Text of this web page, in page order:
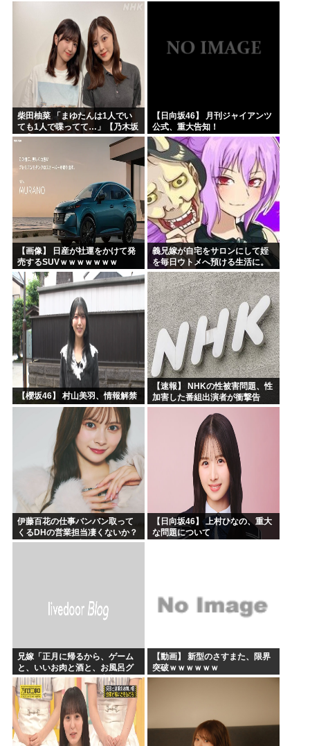
支援学級に入れないんです
柴田柚菜 「まゆたんは1人でい
ても1人で喋ってて…」【乃木坂
46】
【日向坂46】 月刊ジャイアンツ
公式、重大告知！
【画像】 日産が社運をかけて発
売するSUVｗｗｗｗｗｗｗ
義兄嫁が自宅をサロンにして姪
を毎日ウトメへ預ける生活に。
数年後、そのツケが一気に回っ
てきて…
【櫻坂46】 村山美羽、情報解禁
【速報】 NHKの性被害問題、性
加害した番組出演者が衝撃告
白！
伊藤百花の仕事バンバン取って
くるDHの営業担当凄くないか？
今年のボーナス凄いことになり
【日向坂46】 上村ひなの、重大
な問題について
兄嫁「正月に帰るから、ゲーム
と、いいお肉と酒と、お風呂グ
ッズの準備しとけよ」寝起きの
私「知るかボケ」兄嫁「キィィ
ィィー！！！！」私「あ…」
【動画】 新型のさすまた、限界
突破ｗｗｗｗｗｗ